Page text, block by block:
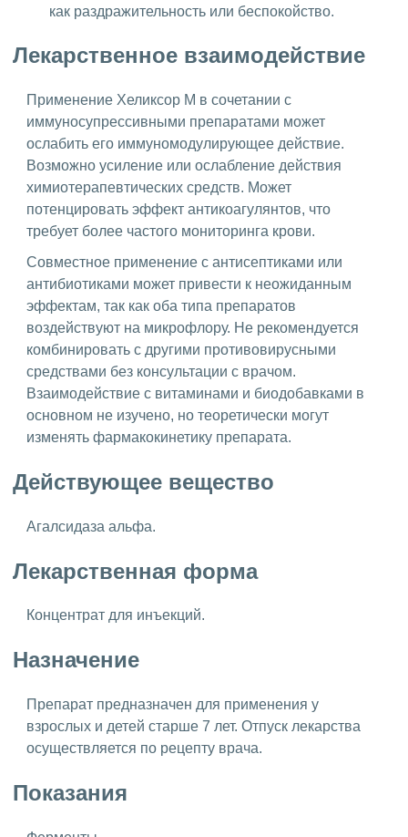
как раздражительность или беспокойство.
Лекарственное взаимодействие
Применение Хеликсор М в сочетании с
иммуносупрессивными препаратами может
ослабить его иммуномодулирующее действие.
Возможно усиление или ослабление действия
химиотерапевтических средств. Может
потенцировать эффект антикоагулянтов, что
требует более частого мониторинга крови.
Совместное применение с антисептиками или
антибиотиками может привести к неожиданным
эффектам, так как оба типа препаратов
воздействуют на микрофлору. Не рекомендуется
комбинировать с другими противовирусными
средствами без консультации с врачом.
Взаимодействие с витаминами и биодобавками в
основном не изучено, но теоретически могут
изменять фармакокинетику препарата.
Действующее вещество
Агалсидаза альфа.
Лекарственная форма
Концентрат для инъекций.
Назначение
Препарат предназначен для применения у
взрослых и детей старше 7 лет. Отпуск лекарства
осуществляется по рецепту врача.
Показания